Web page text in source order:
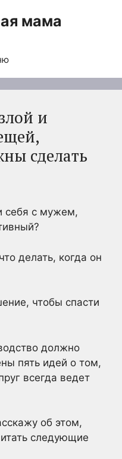
мама
и
сделать
себя с мужем,
делать, когда он
чтобы спасти
должно
пять идей о том,
всегда ведет
об этом,
следующие